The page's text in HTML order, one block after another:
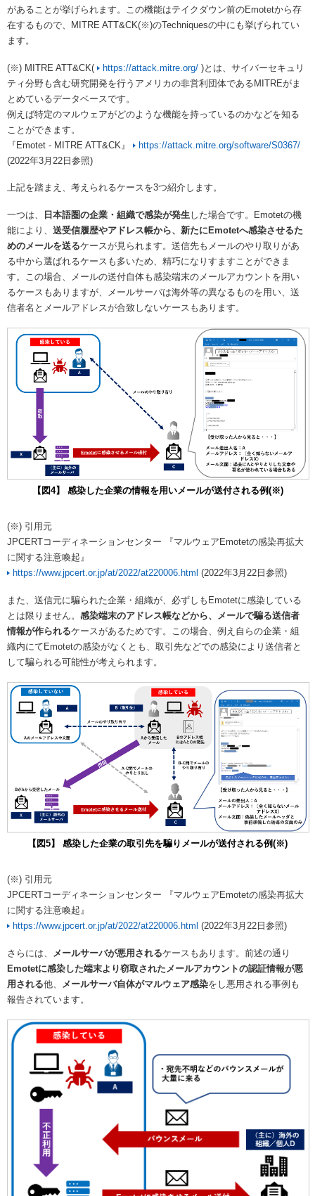
があることが挙げられます。この機能はテイクダウン前のEmotetから存
在するもので、MITRE ATT&CK(※)のTechniquesの中にも挙げられてい
ます。
(※) MITRE ATT&CK( https://attack.mitre.org/ )とは、サイバーセキュリ
ティ分野も含む研究開発を行うアメリカの非営利団体であるMITREがま
とめているデータベースです。
例えば特定のマルウェアがどのような機能を持っているのかなどを知る
ことができます。
『Emotet - MITRE ATT&CK』
https://attack.mitre.org/software/S0367/
(2022年3月22日参照)
上記を踏まえ、考えられるケースを3つ紹介します。
一つは、 日本語圏の企業・組織で感染が発生した場合です。Emotetの機
能により、 送受信履歴やアドレス帳から、新たにEmotetへ感染させるた
めのメールを送るケースが見られます。送信先もメールのやり取りがあ
る中から選ばれるケースも多いため、精巧になりすますことができま
す。この場合、メールの送付自体も感染端末のメールアカウントを用い
るケースもありますが、メールサーバは海外等の異なるものを用い、送
信者名とメールアドレスが合致しないケースもあります。
【図4】 感染した企業の情報を用いメールが送付される例(※)
(※) 引用元
JPCERTコーディネーションセンター 『マルウェアEmotetの感染再拡大
に関する注意喚起』
https://www.jpcert.or.jp/at/2022/at220006.html (2022年3月22日参照)
また、送信元に騙られた企業・組織が、必ずしもEmotetに感染している
とは限りません。 感染端末のアドレス帳などから、メールで騙る送信者
情報が作られるケースがあるためです。この場合、例え自らの企業・組
織内にてEmotetの感染がなくとも、取引先などでの感染により送信者と
して騙られる可能性が考えられます。
【図5】 感染した企業の取引先を騙りメールが送付される例(※)
(※) 引用元
JPCERTコーディネーションセンター 『マルウェアEmotetの感染再拡大
に関する注意喚起』
https://www.jpcert.or.jp/at/2022/at220006.html (2022年3月22日参照)
さらには、 メールサーバが悪用されるケースもあります。前述の通り
Emotetに感染した端末より窃取されたメールアカウントの認証情報が悪
用される他、 メールサーバ自体がマルウェア感染をし悪用される事例も
報告されています。